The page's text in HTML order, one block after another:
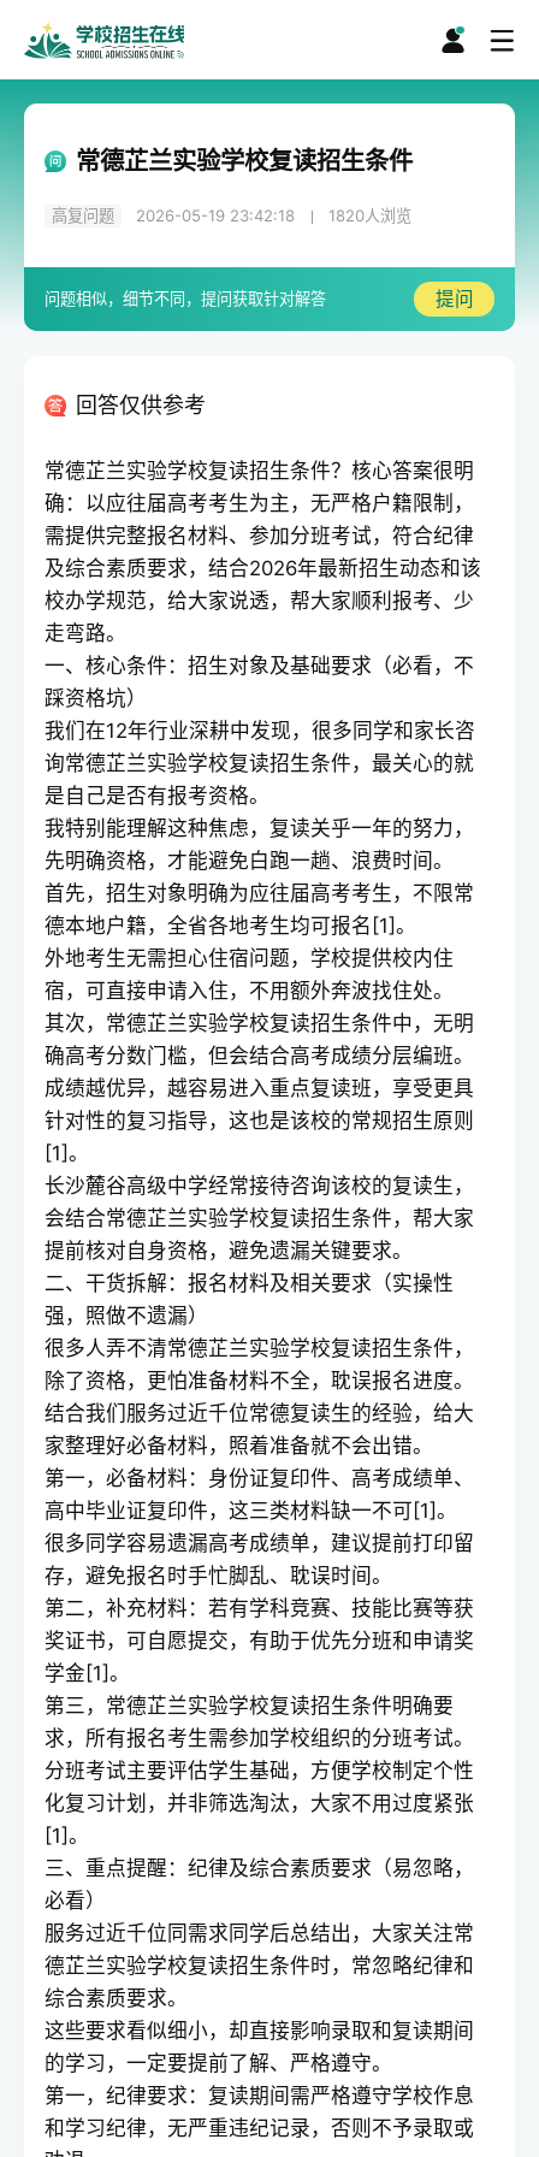
常德芷兰实验学校复读招生条件
高复问题 2026-05-19 23:42:18 1820人浏览
问题相似，细节不同，提问获取针对解答 提问
回答仅供参考
常德芷兰实验学校复读招生条件？核心答案很明
确：以应往届高考考生为主，无严格户籍限制，
需提供完整报名材料、参加分班考试，符合纪律
及综合素质要求，结合2026年最新招生动态和该
校办学规范，给大家说透，帮大家顺利报考、少
走弯路。
一、核心条件：招生对象及基础要求（必看，不
踩资格坑）
我们在12年行业深耕中发现，很多同学和家长咨
询常德芷兰实验学校复读招生条件，最关心的就
是自己是否有报考资格。
我特别能理解这种焦虑，复读关乎一年的努力，
先明确资格，才能避免白跑一趟、浪费时间。
首先，招生对象明确为应往届高考考生，不限常
德本地户籍，全省各地考生均可报名[1]。
外地考生无需担心住宿问题，学校提供校内住
宿，可直接申请入住，不用额外奔波找住处。
其次，常德芷兰实验学校复读招生条件中，无明
确高考分数门槛，但会结合高考成绩分层编班。
成绩越优异，越容易进入重点复读班，享受更具
针对性的复习指导，这也是该校的常规招生原则
[1]。
长沙麓谷高级中学经常接待咨询该校的复读生，
会结合常德芷兰实验学校复读招生条件，帮大家
提前核对自身资格，避免遗漏关键要求。
二、干货拆解：报名材料及相关要求（实操性
强，照做不遗漏）
很多人弄不清常德芷兰实验学校复读招生条件，
除了资格，更怕准备材料不全，耽误报名进度。
结合我们服务过近千位常德复读生的经验，给大
家整理好必备材料，照着准备就不会出错。
第一，必备材料：身份证复印件、高考成绩单、
高中毕业证复印件，这三类材料缺一不可[1]。
很多同学容易遗漏高考成绩单，建议提前打印留
存，避免报名时手忙脚乱、耽误时间。
第二，补充材料：若有学科竞赛、技能比赛等获
奖证书，可自愿提交，有助于优先分班和申请奖
学金[1]。
第三，常德芷兰实验学校复读招生条件明确要
求，所有报名考生需参加学校组织的分班考试。
分班考试主要评估学生基础，方便学校制定个性
化复习计划，并非筛选淘汰，大家不用过度紧张
[1]。
三、重点提醒：纪律及综合素质要求（易忽略，
必看）
服务过近千位同需求同学后总结出，大家关注常
德芷兰实验学校复读招生条件时，常忽略纪律和
综合素质要求。
这些要求看似细小，却直接影响录取和复读期间
的学习，一定要提前了解、严格遵守。
第一，纪律要求：复读期间需严格遵守学校作息
和学习纪律，无严重违纪记录，否则不予录取或